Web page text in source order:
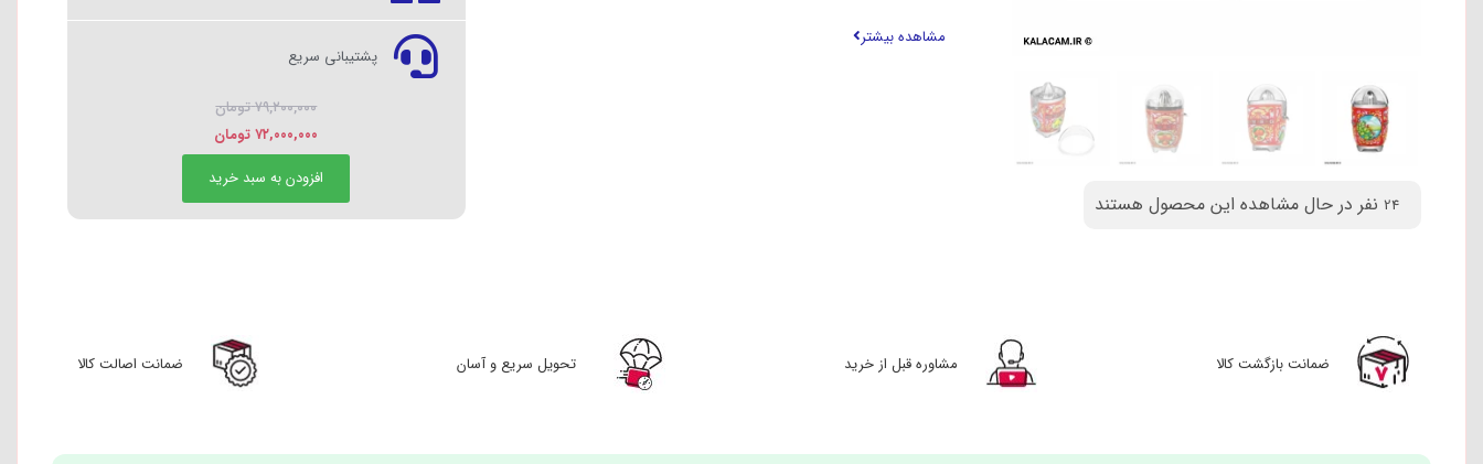
24 نفر در حال مشاهده این محصول هستند
مشاهده بیشتر
پشتیبانی سریع
۷۹,۲۰۰,۰۰۰تومان
۷۲,۰۰۰,۰۰۰ تومان
افزودن به سبد خرید
ضمانت بازگشت کالا مشاوره قبل از خرید تحویل سریع و آسان ضمانت اصالت کالا